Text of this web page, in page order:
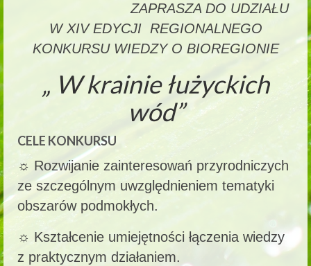
ZAPRASZA DO UDZIAŁU
W XIV EDYCJI REGIONALNEGO
KONKURSU WIEDZY O BIOREGIONIE
„ W krainie łużyckich
wód”
CELE KONKURSU
☼ Rozwijanie zainteresowań przyrodniczych
ze szczególnym uwzględnieniem tematyki
obszarów podmokłych.
☼ Kształcenie umiejętności łączenia wiedzy
z praktycznym działaniem.